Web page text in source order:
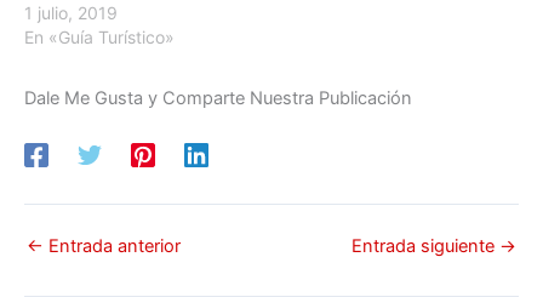
1 julio, 2019
En «Guía Turístico»
Dale Me Gusta y Comparte Nuestra Publicación
← Entrada anterior Entrada siguiente →